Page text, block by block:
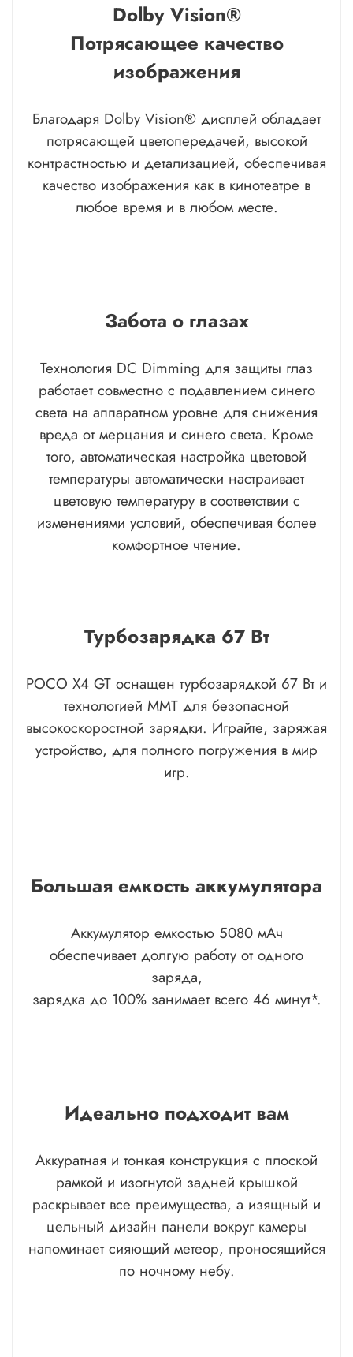
Dolby Vision®
Потрясающее качество
изображения
Благодаря Dolby Vision® дисплей обладает
потрясающей цветопередачей, высокой
контрастностью и детализацией, обеспечивая
качество изображения как в кинотеатре в
любое время и в любом месте.
Забота о глазах
Технология DC Dimming для защиты глаз
работает совместно с подавлением синего
света на аппаратном уровне для снижения
вреда от мерцания и синего света. Кроме
того, автоматическая настройка цветовой
температуры автоматически настраивает
цветовую температуру в соответствии с
изменениями условий, обеспечивая более
комфортное чтение.
Турбозарядка 67 Вт
POCO X4 GT оснащен турбозарядкой 67 Вт и
технологией MMT для безопасной
высокоскоростной зарядки. Играйте, заряжая
устройство, для полного погружения в мир
игр.
Большая емкость аккумулятора
Аккумулятор емкостью 5080 мАч
обеспечивает долгую работу от одного
заряда,
зарядка до 100% занимает всего 46 минут*.
Идеально подходит вам
Аккуратная и тонкая конструкция с плоской
рамкой и изогнутой задней крышкой
раскрывает все преимущества, а изящный и
цельный дизайн панели вокруг камеры
напоминает сияющий метеор, проносящийся
по ночному небу.